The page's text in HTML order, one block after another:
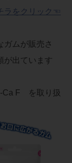
ラをクリック☜
ガムが販売さ
出ています
Ca F を取り扱